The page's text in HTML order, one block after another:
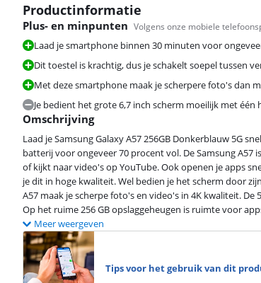
Productinformatie
Beoordeling is 8,6 van de 10, gebaseerd op 5 reviews.
Plus- en minpunten Volgens onze mobiele
Laad je smartphone binnen 30 minuten voor
Dit toestel is krachtig, dus je schakelt soepel tussen
Met deze smartphone maak je scherpere foto's dan
Je bedient het grote 6,7 inch scherm moeilijk met één
Omschrijving
Laad je Samsung Galaxy A57 256GB Donkerblauw 5G
batterij voor ongeveer 70 procent vol. De Samsung A57
of kijkt naar video's op YouTube. Ook openen je apps
je dit in hoge kwaliteit. Wel bedien je het scherm door
A57 maak je scherpe foto's en video's in 4K kwaliteit.
Op het ruime 256 GB opslaggeheugen is ruimte voor
Meer weergeven
Tips voor het gebruik van dit